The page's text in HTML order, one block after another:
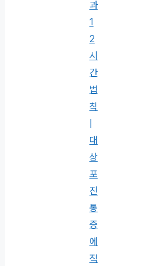
과
1
2
시
간
법
칙
대
상
포
진
통
증
에
직